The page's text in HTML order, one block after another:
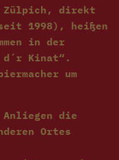
Zülpich, direkt
1998), heißen
in der
Kinat“.
um
die
Ortes